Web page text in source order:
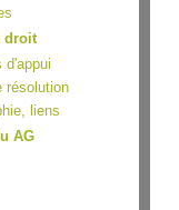
droit
d'appui
résolution
liens
AG